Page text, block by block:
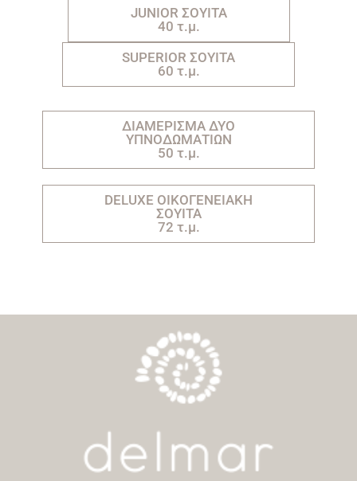
JUNIOR ΣΟΥΙΤΑ
40 τ.μ.
SUPERIOR ΣΟΥΙΤΑ
60 τ.μ.
ΔΙΑΜΕΡΙΣΜΑ ΔΥΟ
ΥΠΝΟΔΩΜΑΤΙΩΝ
50 τ.μ.
DELUXE ΟΙΚΟΓΕΝΕΙΑΚΗ
ΣΟΥΙΤΑ
72 τ.μ.